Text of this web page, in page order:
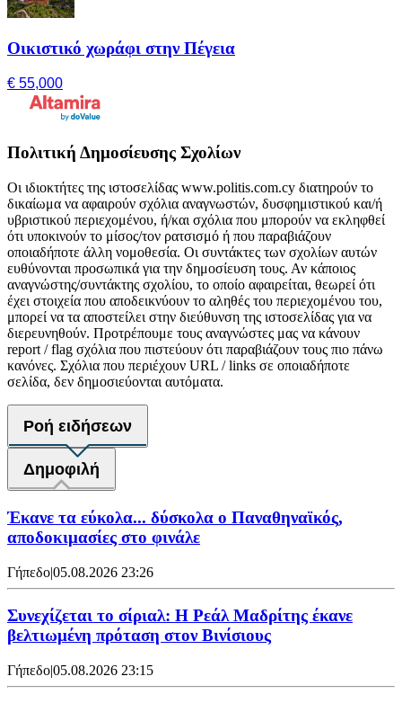
Οικιστικό χωράφι στην Πέγεια
€ 55,000
Πολιτική Δημοσίευσης Σχολίων
Οι ιδιοκτήτες της ιστοσελίδας www.politis.com.cy διατηρούν το
δικαίωμα να αφαιρούν σχόλια αναγνωστών, δυσφημιστικού και/ή
υβριστικού περιεχομένου, ή/και σχόλια που μπορούν να εκληφθεί
ότι υποκινούν το μίσος/τον ρατσισμό ή που παραβιάζουν
οποιαδήποτε άλλη νομοθεσία. Οι συντάκτες των σχολίων αυτών
ευθύνονται προσωπικά για την δημοσίευση τους. Αν κάποιος
αναγνώστης/συντάκτης σχολίου, το οποίο αφαιρείται, θεωρεί ότι
έχει στοιχεία που αποδεικνύουν το αληθές του περιεχομένου του,
μπορεί να τα αποστείλει στην διεύθυνση της ιστοσελίδας για να
διερευνηθούν. Προτρέπουμε τους αναγνώστες μας να κάνουν
report / flag σχόλια που πιστεύουν ότι παραβιάζουν τους πιο πάνω
κανόνες. Σχόλια που περιέχουν URL / links σε οποιαδήποτε
σελίδα, δεν δημοσιεύονται αυτόματα.
Ροή ειδήσεων
Δημοφιλή
Έκανε τα εύκολα... δύσκολα ο Παναθηναϊκός,
αποδοκιμασίες στο φινάλε
Γήπεδο|05.08.2026 23:26
Συνεχίζεται το σίριαλ: Η Ρεάλ Μαδρίτης έκανε
βελτιωμένη πρόταση στον Βινίσιους
Γήπεδο|05.08.2026 23:15